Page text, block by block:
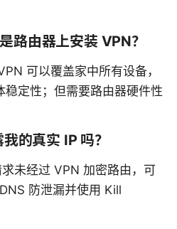
路由器上安装 VPN？
可以覆盖家中所有设备，
稳定性；但需要路由器硬件性
的真实 IP 吗？
未经过 VPN 加密路由，可
防泄漏并使用 Kill